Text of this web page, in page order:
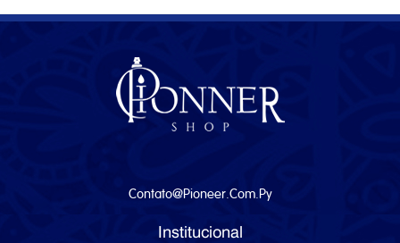
Contato@pioneer.com.py
Institucional